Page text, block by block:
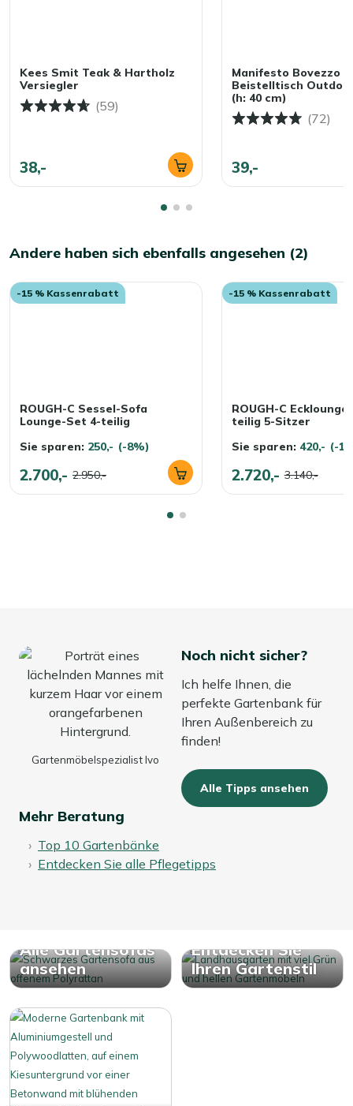
Kees Smit Teak & Hartholz
Versiegler
(59)
38,-
Manifesto Bovezzo
Beistelltisch
(h: 40 cm)
(72)
39,-
Andere haben sich ebenfalls angesehen (2)
-15 % Kassenrabatt
ROUGH-C Sessel-Sofa
Lounge-Set 4-teilig
Sie sparen: 250,- (-8%)
2.700,- 2.950,-
-15 % Kassenrabatt
ROUGH-C
teilig 5-Sitzer
Sie sparen: 420,- (-
2.720,- 3.140,-
Gartenmöbelspezialist Ivo
Noch nicht sicher?
Ich helfe Ihnen, die
perfekte Gartenbank für
Ihren Außenbereich zu
finden!
Alle Tipps ansehen
Mehr Beratung
Top 10 Gartenbänke
Entdecken Sie alle Pflegetipps
Alle Gartensofas
ansehen
Entdecken Sie
Ihren Gartenstil